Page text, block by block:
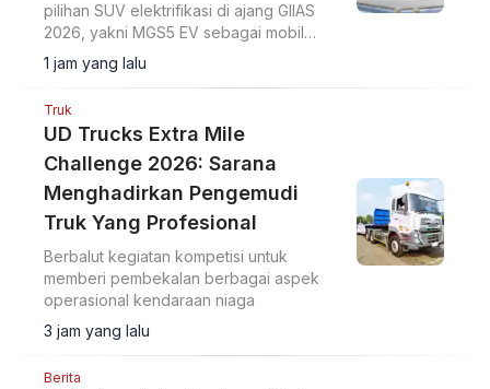
pilihan SUV elektrifikasi di ajang GIIAS
2026, yakni MGS5 EV sebagai mobil
listrik murni dan MG ZS Hybrid+ yang
mengusung teknologi full hybrid.
1 jam yang lalu
Truk
UD Trucks Extra Mile
Challenge 2026: Sarana
Menghadirkan Pengemudi
Truk Yang Profesional
Berbalut kegiatan kompetisi untuk
memberi pembekalan berbagai aspek
operasional kendaraan niaga
3 jam yang lalu
Berita